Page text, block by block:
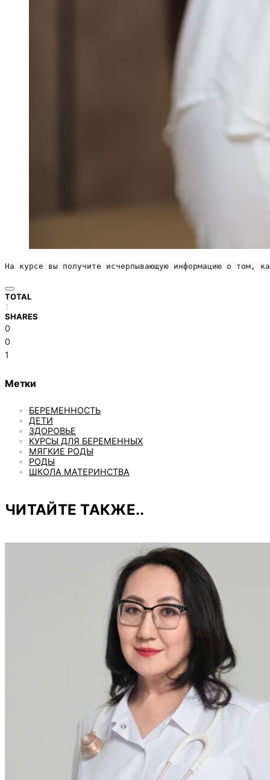
На курсе вы получите исчерпывающую информацию о том,
TOTAL
1
SHARES
0
0
1
Метки
БЕРЕМЕННОСТЬ
ДЕТИ
ЗДОРОВЬЕ
КУРСЫ ДЛЯ БЕРЕМЕННЫХ
МЯГКИЕ РОДЫ
РОДЫ
ШКОЛА МАТЕРИНСТВА
ЧИТАЙТЕ ТАКЖЕ..